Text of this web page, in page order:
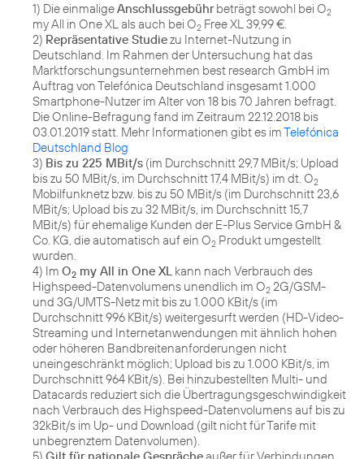
1) Die einmaligeAnschlussgebührbeträgt sowohl bei O2
my All in One XL als auch bei O2 Free XL 39,99 €.
2) Repräsentative Studiezu Internet-Nutzung in
Deutschland. Im Rahmen der Untersuchung hat das
Marktforschungsunternehmen best research GmbH im
Auftrag von Telefónica Deutschland insgesamt 1.000
Smartphone-Nutzer im Alter von 18 bis 70 Jahren befragt.
Die Online-Befragung fand im Zeitraum 22.12.2018 bis
03.01.2019 statt. Mehr Informationen gibt es imTelefónica
Deutschland Blog
3) Bis zu 225 MBit/s (im Durchschnitt 29,7 MBit/s; Upload
bis zu 50 MBit/s, im Durchschnitt 17,4 MBit/s) im dt. O2
Mobilfunknetz bzw. bis zu 50 MBit/s (im Durchschnitt 23,6
MBit/s; Upload bis zu 32 MBit/s, im Durchschnitt 15,7
MBit/s) für ehemalige Kunden der E-Plus Service GmbH &
Co. KG, die automatisch auf ein O2 Produkt umgestellt
wurden.
4) Im O2 my All in One XL kann nach Verbrauch des
Highspeed-Datenvolumens unendlich im O2 2G/GSM-
und 3G/UMTS-Netz mit bis zu 1.000 KBit/s (im
Durchschnitt 996 KBit/s) weitergesurft werden (HD-Video-
Streaming und Internetanwendungen mit ähnlich hohen
oder höheren Bandbreitenanforderungen nicht
uneingeschränkt möglich; Upload bis zu 1.000 KBit/s, im
Durchschnitt 964 KBit/s). Bei hinzubestellten Multi- und
Datacards reduziert sich die Übertragungsgeschwindigkeit
nach Verbrauch des Highspeed-Datenvolumens auf bis zu
32kBit/s im Up- und Download (gilt nicht für Tarife mit
unbegrenztem Datenvolumen).